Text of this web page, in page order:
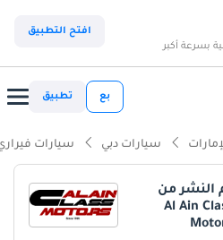
بسرعة أكبر
افتح التطبيق
بع تطبيق
سيارات دبي سيارات
النشر من
Al Ain